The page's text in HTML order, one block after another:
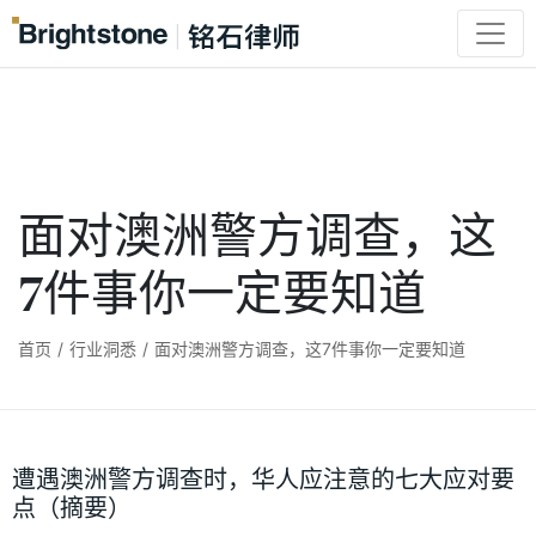
面对澳洲警方调查，这
7件事你一定要知道
首页 / 行业洞悉 / 面对澳洲警方调查，这7件事你一定要知道
遭遇澳洲警方调查时，华人应注意的七大应对要
点（摘要）